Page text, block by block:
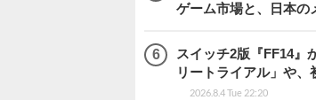
ゲーム市場と、日本の
スイッチ2版『FF14』
リートライアル」や、
2026.8.4 Tue 22:20